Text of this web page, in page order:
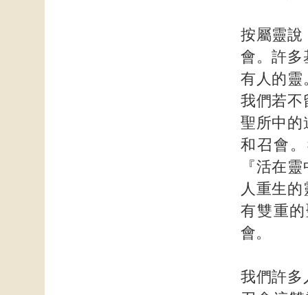
按屬靈說
會。許多
有人的靈
我們若不
聖所中的
和召會
『活在
人重生
有雙重
會。
我們許多